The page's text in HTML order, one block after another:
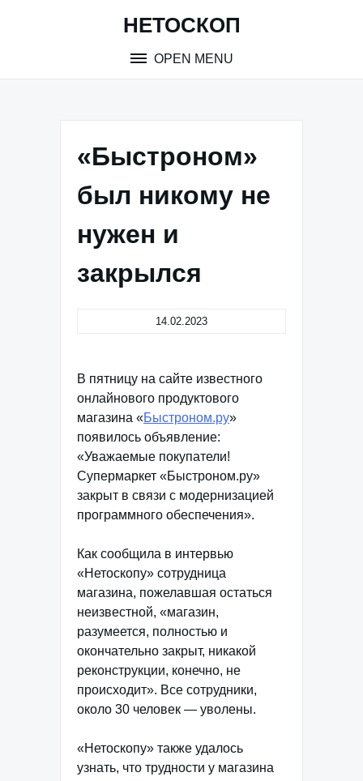
НЕТОСКОП
OPEN MENU
«Быстроном»
был никому не
нужен и
закрылся
14.02.2023
В пятницу на сайте известного
онлайнового продуктового
магазина «Быстроном.ру»
появилось объявление:
«Уважаемые покупатели!
Супермаркет «Быстроном.ру»
закрыт в связи с модернизацией
программного обеспечения».
Как сообщила в интервью
«Нетоскопу» сотрудница
магазина, пожелавшая остаться
неизвестной, «магазин,
разумеется, полностью и
окончательно закрыт, никакой
реконструкции, конечно, не
происходит». Все сотрудники,
около 30 человек — уволены.
«Нетоскопу» также удалось
узнать, что трудности у магазина